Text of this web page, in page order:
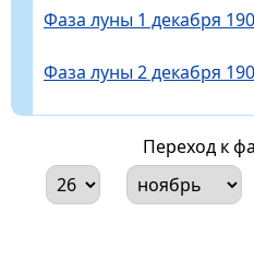
Фаза луны 1 декабря
Фаза луны 2 декабря
Переход к